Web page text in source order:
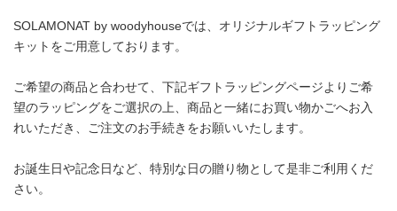
SOLAMONAT by woodyhouseでは、オリジナルギフトラッピング
キットをご用意しております。
ご希望の商品と合わせて、下記ギフトラッピングページよりご希
望のラッピングをご選択の上、商品と一緒にお買い物かごへお入
れいただき、ご注文のお手続きをお願いいたします。
お誕生日や記念日など、特別な日の贈り物として是非ご利用くだ
さい。